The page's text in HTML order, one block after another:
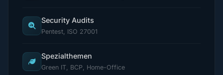
Security Audits
Pentest, ISO 27001
Spezialthemen
Green IT, BCP, Home-Office